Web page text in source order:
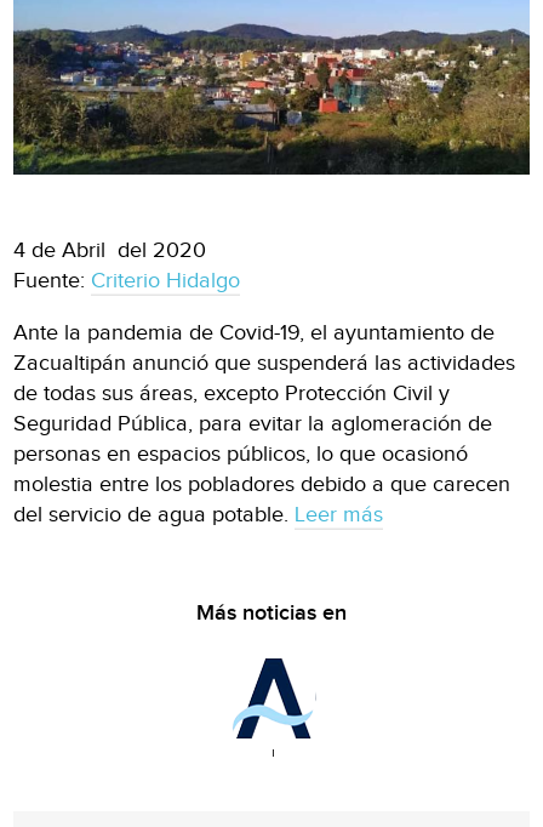
4 de Abril del 2020
Fuente: Criterio Hidalgo
Ante la pandemia de Covid-19, el ayuntamiento de
Zacualtipán anunció que suspenderá las actividades
de todas sus áreas, excepto Protección Civil y
Seguridad Pública, para evitar la aglomeración de
personas en espacios públicos, lo que ocasionó
molestia entre los pobladores debido a que carecen
del servicio de agua potable. Leer más
Más noticias en